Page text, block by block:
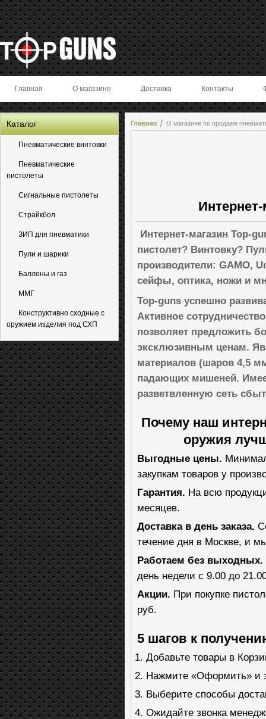
Главная О магазине Доставка Контакты
Каталог
Пневматические винтовки
Пневматические
пистолеты
Сигнальные пистолеты
Страйкбол
ЗИП для пневматики
Пули и шарики
Баллоны и газ
ММГ
Конструктивно сходные с
оружием изделия под СХП
Главная О магазине по продаже
Интернет-магазин Top-
пистолет? Винтовку?
производители: GAMO,
сейфы, оптика, ножи и
Top-guns успешно
Активное
позволяет предложить
эксклюзивным ценам.
материалов (шаров 4,5
падающих мишеней.
разветвленную сеть
Почему наш
оружия
Выгодные цены.
закупкам товаров у
Гарантия. На всю
месяцев.
Доставка в день заказа.
течение дня в Москве, и
Работаем без выходных.
день недели с 9.00 до
Акции. При покупке
руб.
5 шагов к
Добавьте товары в
Нажмите «Оформить» и
Выберите способы
Ожидайте звонка